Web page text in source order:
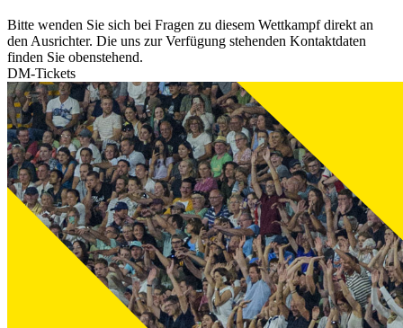
Bitte wenden Sie sich bei Fragen zu diesem Wettkampf direkt an
den Ausrichter. Die uns zur Verfügung stehenden Kontaktdaten
finden Sie obenstehend.
DM-Tickets